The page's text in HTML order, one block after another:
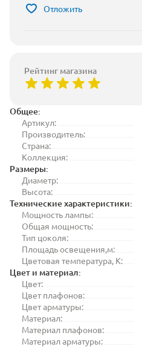
Общее:
Артикул:
Производитель:
Страна:
Коллекция:
Размеры:
Диаметр:
Высота:
Технические характеристики:
Мощность лампы:
Общая мощность:
Тип цоколя:
Площадь освещения,м:
Цветовая температура, K:
Цвет и материал:
Цвет:
Цвет плафонов:
Цвет арматуры:
Материал:
Материал плафонов:
Материал арматуры:
Отложить
Рейтинг магазина